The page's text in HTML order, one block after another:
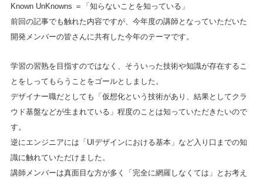
Known UnKnowns ＝「知らないことを知っている」
前回の記事でも触れた内容ですが、今年度の講師となっていただいた
開発メンバーの皆さんに共有した今年のテーマです。
学習の習熟を目指すのではなく、そういった技術や知識が存在するこ
とをしってもらうことをゴールとしました。
デザイナー職だとしても「仮想化という技術があり、結果としてクラ
ウド基盤などが生まれている」程度のことは知っていただきたいので
す。
逆にエンジニアには「UIデザインにおける基本」など入り口までの知
識に触れていただけました。
講師メンバーは真面目な方が多く「完全に網羅しなくては」とお考え